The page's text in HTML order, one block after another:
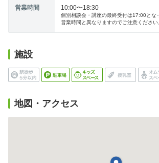
営業時間 10:00〜18:30
個別相談会・講座の最終受付は17:00と
営業時間と異なりますのでご注意ください
施設
地図・アクセス